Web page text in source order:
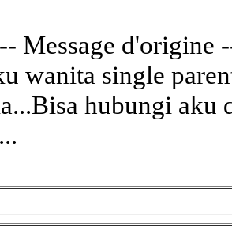
Message d'origine
wanita single
hubungi aku